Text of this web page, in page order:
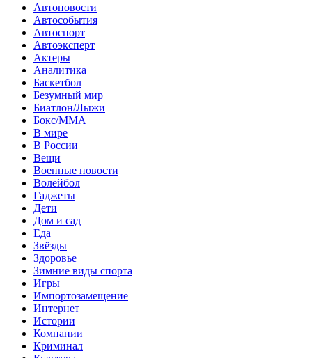
Автоновости
Автособытия
Автоспорт
Автоэксперт
Актеры
Аналитика
Баскетбол
Безумный мир
Биатлон/Лыжи
Бокс/MMA
В мире
В России
Вещи
Военные новости
Волейбол
Гаджеты
Дети
Дом и сад
Еда
Звёзды
Здоровье
Зимние виды спорта
Игры
Импортозамещение
Интернет
Истории
Компании
Криминал